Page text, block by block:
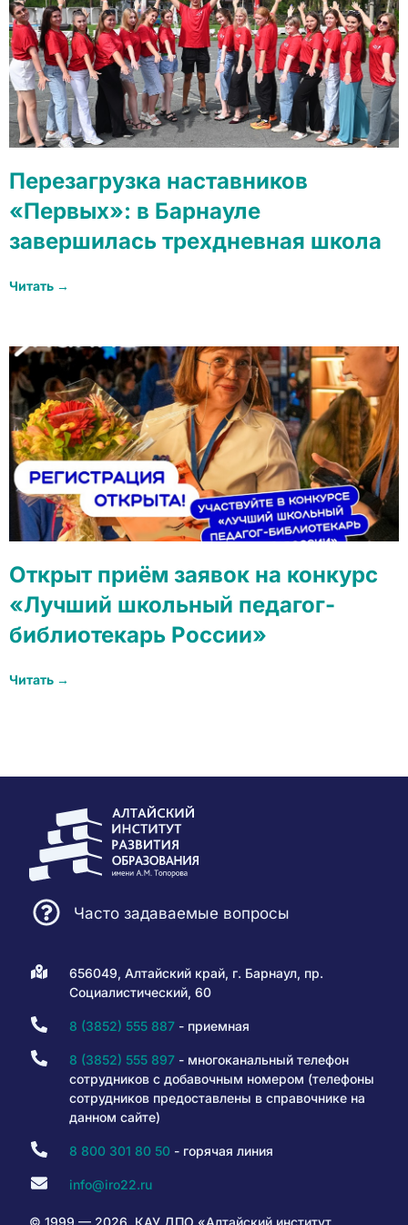
Перезагрузка наставников
«Первых»: в Барнауле
завершилась трехдневная школа
Читать →
Открыт приём заявок на конкурс
«Лучший школьный педагог-
библиотекарь России»
Читать →
Часто задаваемые вопросы
656049, Алтайский край, г. Барнаул, пр.
Социалистический, 60
8 (3852) 555 887- приемная
8 (3852) 555 897- многоканальный телефон
сотрудников с добавочным номером (телефоны
сотрудников предоставлены в справочнике на
данном сайте)
8 800 301 80 50- горячая линия
info@iro22.ru